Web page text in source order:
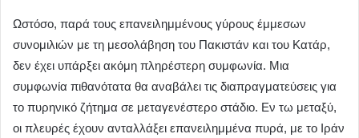
Ωστόσο, παρά τους επανειλημμένους γύρους έμμεσων
συνομιλιών με τη μεσολάβηση του Πακιστάν και του Κατάρ,
δεν έχει υπάρξει ακόμη πληρέστερη συμφωνία. Μια
συμφωνία πιθανότατα θα αναβάλει τις διαπραγματεύσεις για
το πυρηνικό ζήτημα σε μεταγενέστερο στάδιο. Εν τω μεταξύ,
οι πλευρές έχουν ανταλλάξει επανειλημμένα πυρά, με το Ιράν